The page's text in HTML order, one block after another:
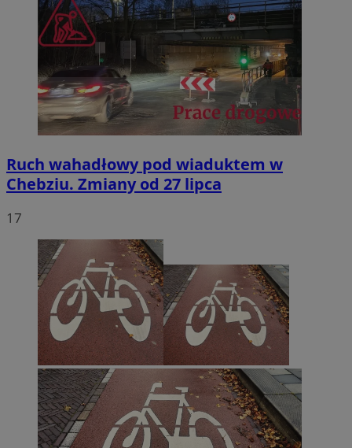
Ruch wahadłowy pod wiaduktem w
Chebziu. Zmiany od 27 lipca
17